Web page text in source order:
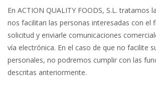
En ACTION QUALITY FOODS, S.L. tratamos
nos facilitan las personas interesadas con el
solicitud y enviarle comunicaciones
vía electrónica. En el caso de que no facilite
personales, no podremos cumplir con las
descritas anteriormente.